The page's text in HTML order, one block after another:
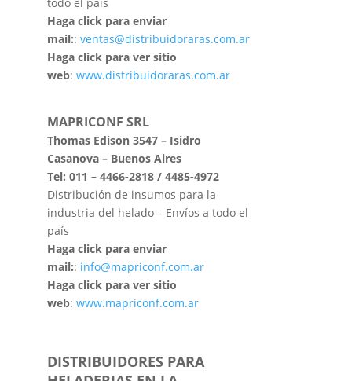
Haga click para enviar
mail:: ventas@distribuidoraras.com.ar
Haga click para ver sitio
web: www.distribuidoraras.com.ar
MAPRICONF SRL
Thomas Edison 3547 – Isidro
Casanova – Buenos Aires
Tel: 011 – 4466-2818 / 4485-4972
Distribución de insumos para la
industria del helado – Envíos a todo el
país
Haga click para enviar
mail:: info@mapriconf.com.ar
Haga click para ver sitio
web: www.mapriconf.com.ar
DISTRIBUIDORES PARA